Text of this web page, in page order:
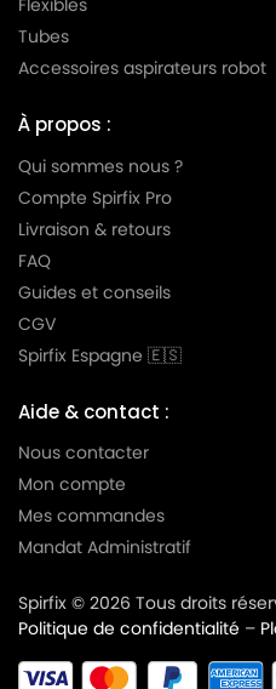
Flexibles
Tubes
Accessoires aspirateurs robot
À propos :
Qui sommes nous ?
Compte Spirfix Pro
Livraison & retours
FAQ
Guides et conseils
CGV
Spirfix Espagne 🇪🇸
Aide & contact :
Nous contacter
Mon compte
Mes commandes
Mandat Administratif
Spirfix © 2026 Tous droits
Politique de confidentialité –